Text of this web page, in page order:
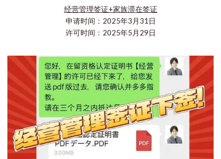
经营管理签证+家族滞在签证
申请时间：2025年3月31日
许可时间：2025年5月29日